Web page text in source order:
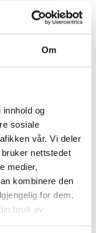
Om
og
sosiale
vår. Vi deler
nettstedet
medier,
kombinere den
for dem,
bruk av
som
lages
food
i
så den